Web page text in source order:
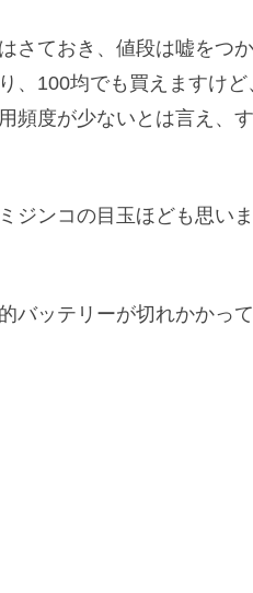
さておき、値段は嘘をつ
、100均でも買えますけ
頻度が少ないとは言え、
ジンコの目玉ほども思い
バッテリーが切れかかっ